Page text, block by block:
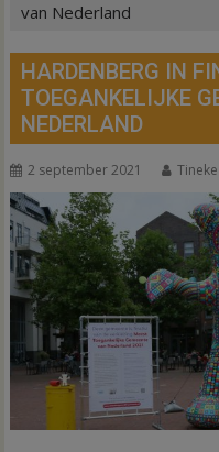
van Nederland
HARDENBERG IN
TOEGANKELIJKE
NEDERLAND
2 september 2021